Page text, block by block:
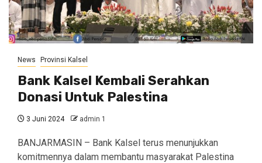
News Provinsi Kalsel
Bank Kalsel Kembali Serahkan
Donasi Untuk Palestina
3 Juni 2024 admin 1
BANJARMASIN – Bank Kalsel terus menunjukkan
komitmennya dalam membantu masyarakat Palestina